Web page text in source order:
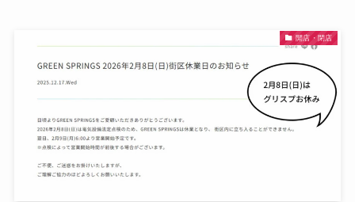
開店・閉店